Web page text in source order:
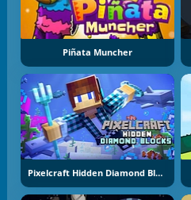
Piñata Muncher
Pixelcraft Hidden Diamond Blocks